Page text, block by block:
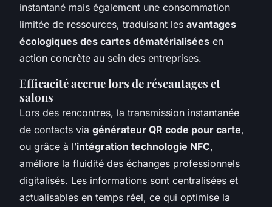
instantané mais également une consommation
limitée de ressources, traduisant les avantages
écologiques des cartes dématérialisées en
action concrète au sein des entreprises.
Efficacité accrue lors de réseautages et
salons
Lors des rencontres, la transmission instantanée
de contacts via générateur QR code pour carte,
ou grâce à l’intégration technologie NFC,
améliore la fluidité des échanges professionnels
digitalisés. Les informations sont centralisées et
actualisables en temps réel, ce qui optimise la